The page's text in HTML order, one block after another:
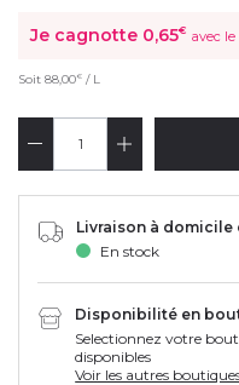
Je cagnotte 0,65€ avec le
Soit 88,00€ / L
Livraison à
En stock
Disponibilité en
Selectionnez votre
disponibles
Voir les autres